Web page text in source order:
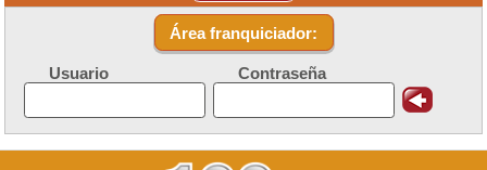
Área franquiciador:
Usuario Contraseña